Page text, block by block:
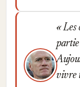
Les
vivre